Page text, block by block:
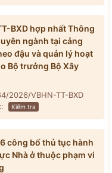
BXD hợp nhất Thông
ngành tại cảng
đậu và quản lý hoạt
Bộ trưởng Bộ Xây
2026/VBHN-TT-BXD
Kiểm tra
công bố thủ tục hành
Nhà ở thuộc phạm vi